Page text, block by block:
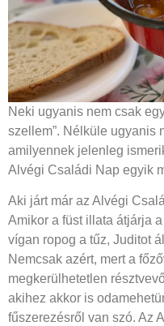
Neki ugyanis nem csak
szellem”. Nélküle ugyanis
amilyennek jelenleg
Alvégi Családi Nap egyik
Aki járt már az Alvégi
Amikor a füst illata átjárja
vígan ropog a tűz, Juditot
Nemcsak azért, mert a
megkerülhetetlen
akihez akkor is
fűszerezésről van szó. Az